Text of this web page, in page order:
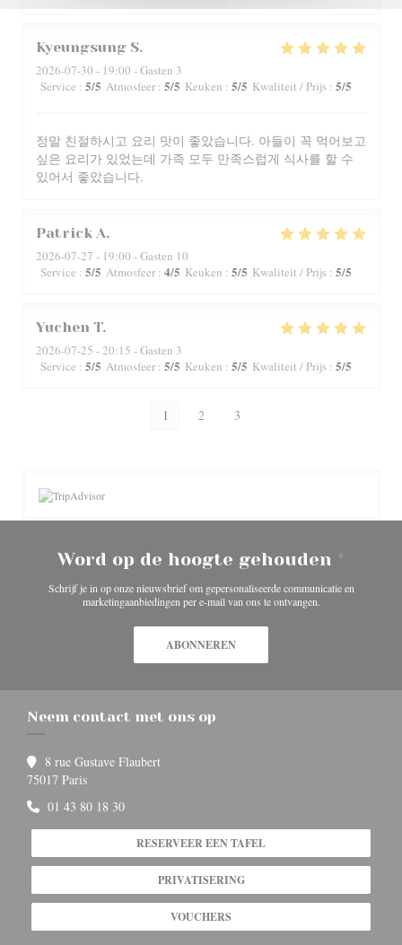
Kyeungsung S
2026-07-30 - 19:00 - Gasten 3
Service : 5/5 Atmosfeer : 5/5 Keuken : 5/5 Kwaliteit / Prijs : 5/5
정말 친절하시고 요리 맛이 좋았습니다. 아들이 꼭 먹어보고
싶은 요리가 있었는데 가족 모두 만족스럽게 식사를 할 수
있어서 좋았습니다.
Patrick A
2026-07-27 - 19:00 - Gasten 10
Service : 5/5 Atmosfeer : 4/5 Keuken : 5/5 Kwaliteit / Prijs : 5/5
Yuchen T
2026-07-25 - 20:15 - Gasten 3
Service : 5/5 Atmosfeer : 5/5 Keuken : 5/5 Kwaliteit / Prijs : 5/5
1 2 3
Word op de hoogte gehouden *
Schrijf je in op onze nieuwsbrief om gepersonaliseerde communicatie en
marketingaanbiedingen per e-mail van ons te ontvangen.
ABONNEREN
Neem contact met ons op
8 rue Gustave Flaubert
75017 Paris((opent in een nieuw venster))
01 43 80 18 30
RESERVEER EEN TAFEL
PRIVATISERING
VOUCHERS